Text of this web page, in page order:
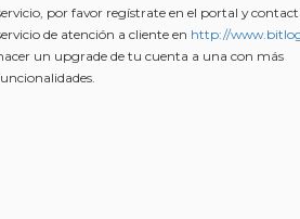
por favor regístrate en el portal y
de atención a cliente en http://
un upgrade de tu cuenta a una con más